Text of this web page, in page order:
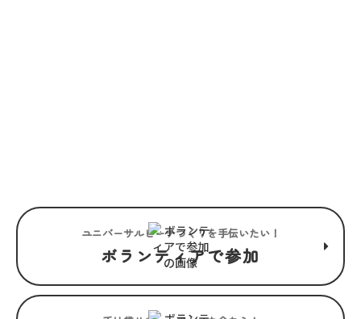
ユニバーサルビーチつくりを手伝いたい！
ボランティアで参加